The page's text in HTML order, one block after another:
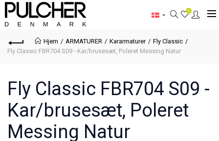
0
Hjem ARMATURER Kararmaturer
Fly Classic
Fly Classic FBR704 S09 - Kar/brusesæt, Poleret Messing Natur
Fly Classic FBR704 S09 -
Kar/brusesæt, Poleret
Messing Natur